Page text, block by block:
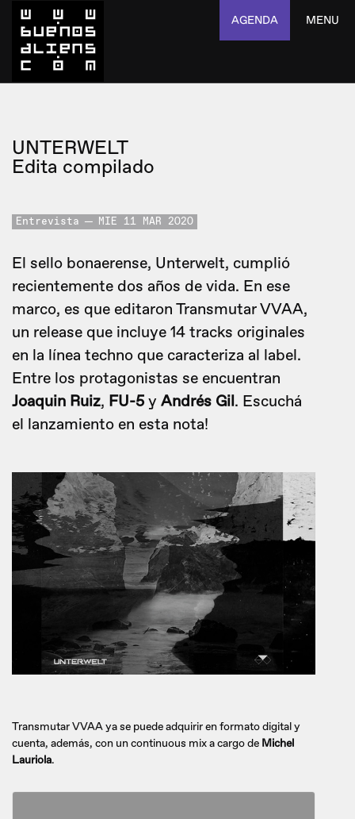
AGENDA MENU
UNTERWELT
Edita compilado
Entrevista MIE 11 MAR 2020
El sello bonaerense, Unterwelt, cumplió
recientemente dos años de vida. En ese
marco, es que editaron Transmutar VVAA,
un release que incluye 14 tracks originales
en la línea techno que caracteriza al label.
Entre los protagonistas se encuentran
Joaquin Ruiz, FU-5 y Andrés Gil. Escuchá
el lanzamiento en esta nota!
Transmutar VVAA ya se puede adquirir en formato digital y
cuenta, además, con un continuous mix a cargo de Michel
Lauriola.